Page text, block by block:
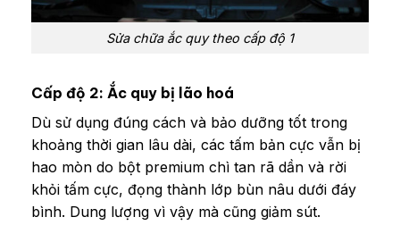
Sửa chữa ắc quy theo cấp độ 1
Cấp độ 2: Ắc quy bị lão hoá
Dù sử dụng đúng cách và bảo dưỡng tốt trong
khoảng thời gian lâu dài, các tấm bản cực vẫn bị
hao mòn do bột premium chì tan rã dần và rời
khỏi tấm cực, đọng thành lớp bùn nâu dưới đáy
bình. Dung lượng vì vậy mà cũng giảm sút.